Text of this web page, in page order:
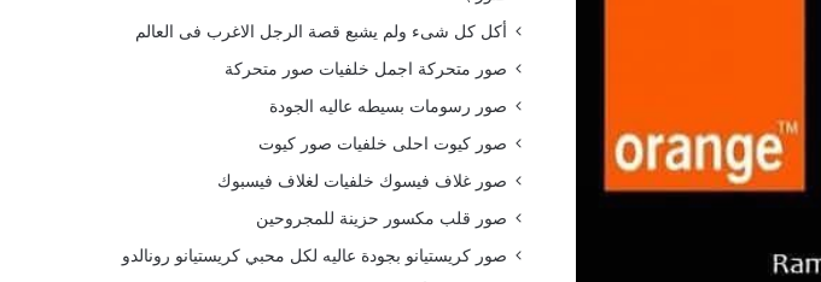
أكل كل شىء ولم يشبع قصة الرجل الاغرب فى العالم
صور متحركة اجمل خلفيات صور متحركة
صور رسومات بسيطه عاليه الجودة
صور كيوت احلى خلفيات صور كيوت
صور غلاف فيسوك خلفيات لغلاف فيسبوك
صور قلب مكسور حزينة للمجروحين
صور كريستيانو بجودة عاليه لكل محبي كريستيانو رونالدو